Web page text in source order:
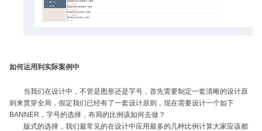
如何运用到实际案例中
当我们在设计中，不管是图形还是字号，首先需要制定一套清晰的设计原
则来贯穿全局，假定我们已经有了一套设计原则，现在需要设计一个如下
BANNER，字号的选择，布局的比例该如何去做？
版式的选择，我们最常见的在设计中应用最多的几种比例计算大家应该都